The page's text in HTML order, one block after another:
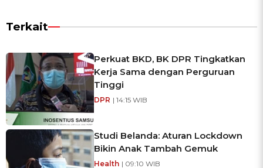
Terkait
Perkuat BKD, BK DPR Tingkatkan
Kerja Sama dengan Perguruan
Tinggi
DPR | 14:15 WIB
Studi Belanda: Aturan Lockdown
Bikin Anak Tambah Gemuk
Health | 09:10 WIB